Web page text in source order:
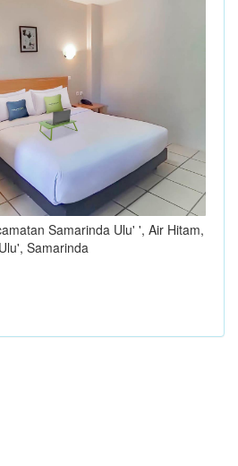
Samarinda Ulu' ', Air Hitam,
Samarinda